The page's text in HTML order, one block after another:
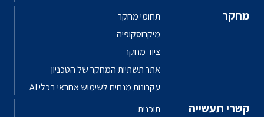
מחקר
תחומי מחקר
מיקרוסקופיה
ציוד מחקר
אתר תשתיות המחקר של הטכניון
עקרונות מנחים לשימוש אחראי בכלי AI
קשרי תעשייה
תוכנית